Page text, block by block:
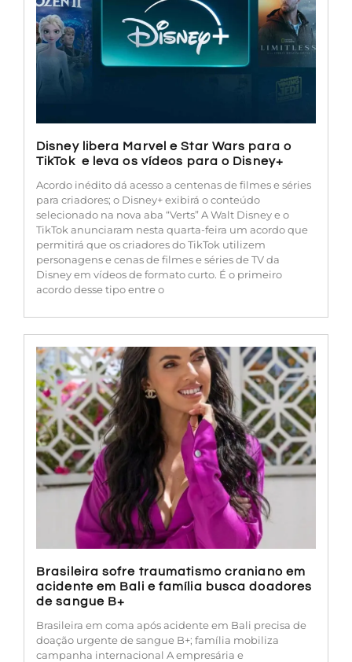
Disney libera Marvel e Star Wars para o
TikTok e leva os vídeos para o Disney+
Acordo inédito dá acesso a centenas de filmes e séries
para criadores; o Disney+ exibirá o conteúdo
selecionado na nova aba “Verts” A Walt Disney e o
TikTok anunciaram nesta quarta-feira um acordo que
permitirá que os criadores do TikTok utilizem
personagens e cenas de filmes e séries de TV da
Disney em vídeos de formato curto. É o primeiro
acordo desse tipo entre o
Brasileira sofre traumatismo craniano em
acidente em Bali e família busca doadores
de sangue B+
Brasileira em coma após acidente em Bali precisa de
doação urgente de sangue B+; família mobiliza
campanha internacional A empresária e